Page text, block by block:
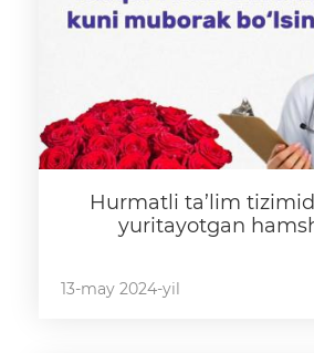
Hurmatli ta’lim
yuritayotgan
13-may 2024-yil